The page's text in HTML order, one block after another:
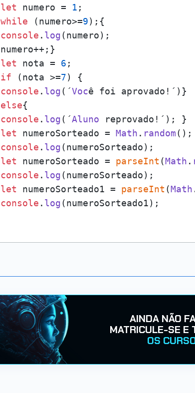
let numero = 1
while (numero>=9
console . log(numero);
let nota = 6
if (nota >=7
console . log(´Voc
else
console . log(´Aluno
let numeroSorteado = Math . random
console . log
let numeroSorteado = parseInt (Math .
console . log
let numeroSorteado1 = parseInt (Math
console . log
AINDA NÃO
MATRICULE-SE E
OS